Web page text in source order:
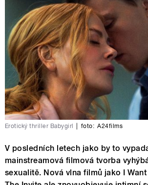
Erotický thriller Babygirl foto: A24films
V posledních letech jako by to
mainstreamová filmová tvorba
sexualitě. Nová vlna filmů jako I